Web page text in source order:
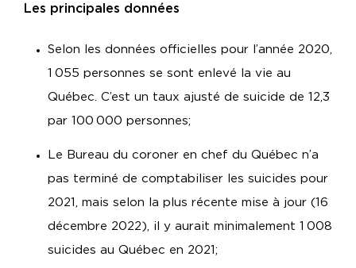
Les principales données
Selon les données officielles pour l’année 2020,
1 055 personnes se sont enlevé la vie au
Québec. C’est un taux ajusté de suicide de 12,3
par 100 000 personnes;
Le Bureau du coroner en chef du Québec n’a
pas terminé de comptabiliser les suicides pour
2021, mais selon la plus récente mise à jour (16
décembre 2022), il y aurait minimalement 1 008
suicides au Québec en 2021;